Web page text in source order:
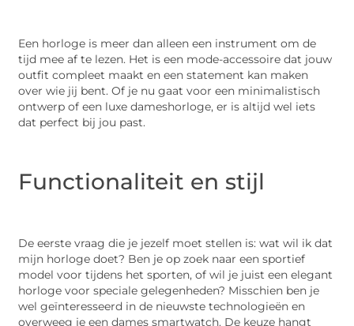
Een horloge is meer dan alleen een instrument om de
tijd mee af te lezen. Het is een mode-accessoire dat jouw
outfit compleet maakt en een statement kan maken
over wie jij bent. Of je nu gaat voor een minimalistisch
ontwerp of een luxe dameshorloge, er is altijd wel iets
dat perfect bij jou past.
Functionaliteit en stijl
De eerste vraag die je jezelf moet stellen is: wat wil ik dat
mijn horloge doet? Ben je op zoek naar een sportief
model voor tijdens het sporten, of wil je juist een elegant
horloge voor speciale gelegenheden? Misschien ben je
wel geïnteresseerd in de nieuwste technologieën en
overweeg je een dames smartwatch. De keuze hangt